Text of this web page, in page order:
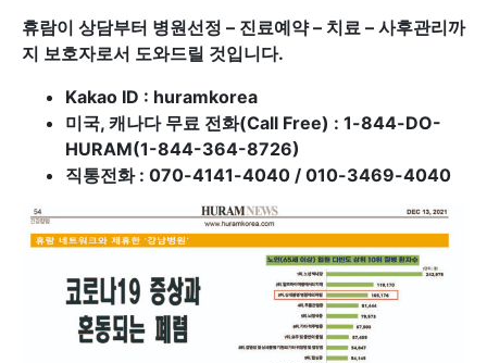
휴람이 상담부터 병원선정 – 진료예약 – 치료 – 사후관리까
지 보호자로서 도와드릴 것입니다.
Kakao ID : huramkorea
미국, 캐나다 무료 전화(Call Free) : 1-844-DO-
HURAM(1-844-364-8726)
직통전화 : 070-4141-4040 / 010-3469-4040